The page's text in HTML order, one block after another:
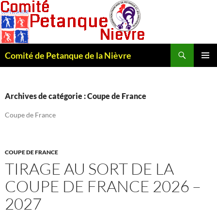
Comité de Petanque de la Nièvre
Archives de catégorie : Coupe de France
Coupe de France
COUPE DE FRANCE
TIRAGE AU SORT DE LA
COUPE DE FRANCE 2026 –
2027